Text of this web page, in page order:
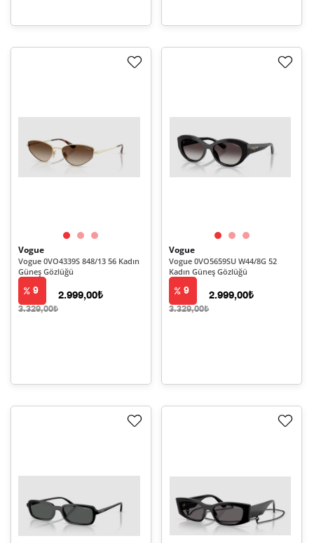
Vogue
Vogue 0VO4339S 848/13 56 Kadın
Güneş Gözlüğü
9
3.329,00₺
2.999,00₺
Vogue
Vogue 0VO5659SU W44/8G 52
Kadın Güneş Gözlüğü
9
3.329,00₺
2.999,00₺